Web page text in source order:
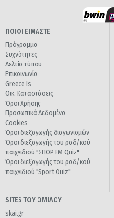
ΠΟΙΟΙ ΕΙΜΑΣΤΕ
Πρόγραμμα
Συχνότητες
Δελτία τύπου
Επικοινωνία
Greece Is
Οικ. Καταστάσεις
Όροι Χρήσης
Προσωπικά Δεδομένα
Cookies
Όροι διεξαγωγής διαγωνισμών
Όροι διεξαγωγής του ραδ/κού
παιχνιδιού "ΣΠΟΡ FM Quiz"
Όροι διεξαγωγής του ραδ/κού
παιχνιδιού "Sport Quiz"
SITES ΤΟΥ ΟΜΙΛΟΥ
skai.gr